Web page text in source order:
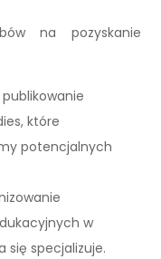
na pozyskanie
które
potencjalnych
w
się specjalizuje.